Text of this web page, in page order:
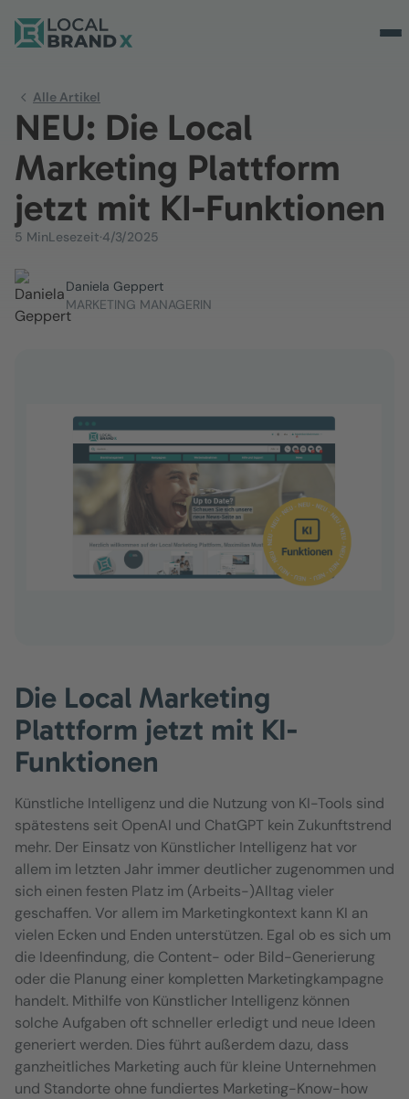
Alle Artikel
NEU: Die Local
Marketing Plattform
jetzt mit KI-Funktionen
5 MinLesezeit·4/3/2025
Daniela Geppert
MARKETING MANAGERIN
Die Local Marketing
Plattform jetzt mit KI-
Funktionen
Künstliche Intelligenz und die Nutzung von KI-Tools sind
spätestens seit OpenAI und ChatGPT kein Zukunftstrend
mehr. Der Einsatz von Künstlicher Intelligenz hat vor
allem im letzten Jahr immer deutlicher zugenommen und
sich einen festen Platz im (Arbeits-)Alltag vieler
geschaffen. Vor allem im Marketingkontext kann KI an
vielen Ecken und Enden unterstützen. Egal ob es sich um
die Ideenfindung, die Content- oder Bild-Generierung
oder die Planung einer kompletten Marketingkampagne
handelt. Mithilfe von Künstlicher Intelligenz können
solche Aufgaben oft schneller erledigt und neue Ideen
generiert werden. Dies führt außerdem dazu, dass
ganzheitliches Marketing auch für kleine Unternehmen
und Standorte ohne fundiertes Marketing-Know-how